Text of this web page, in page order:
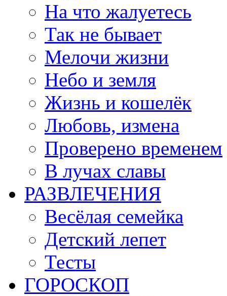
На что жалуетесь
Так не бывает
Мелочи жизни
Небо и земля
Жизнь и кошелёк
Любовь, измена
Проверено временем
В лучах славы
РАЗВЛЕЧЕНИЯ
Весёлая семейка
Детский лепет
Тесты
ГОРОСКОП